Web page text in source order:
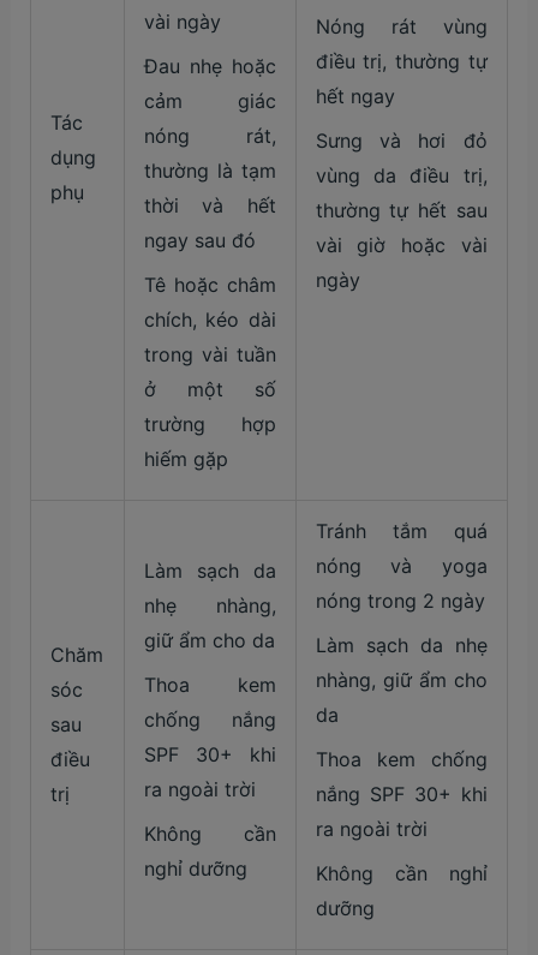
Tác
dụng
phụ
vài ngày
Đau nhẹ hoặc
cảm giác
nóng rát,
thường là tạm
thời và hết
ngay sau đó
Tê hoặc châm
chích, kéo dài
trong vài tuần
ở một số
trường hợp
hiếm gặp
Nóng rát vùng
điều trị, thường tự
hết ngay
Sưng và hơi đỏ
vùng da điều trị,
thường tự hết sau
vài giờ hoặc vài
ngày
Chăm
sóc
sau
điều
trị
Làm sạch da
nhẹ nhàng,
giữ ẩm cho da
Thoa kem
chống nắng
SPF 30+ khi
ra ngoài trời
Không cần
nghỉ dưỡng
Tránh tắm quá
nóng và yoga
nóng trong 2 ngày
Làm sạch da nhẹ
nhàng, giữ ẩm cho
da
Thoa kem chống
nắng SPF 30+ khi
ra ngoài trời
Không cần nghỉ
dưỡng